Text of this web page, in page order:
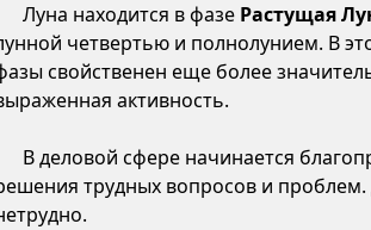
Луна находится в фазе Растущая
четвертью и полнолунием. В
свойственен еще более
активность.
В деловой сфере начинается
трудных вопросов и